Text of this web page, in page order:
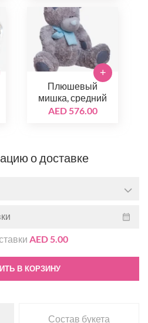
Плюшевый
мишка, средний
AED 576.00
+
о доставке
AED 5.00
В КОРЗИНУ
Состав букета